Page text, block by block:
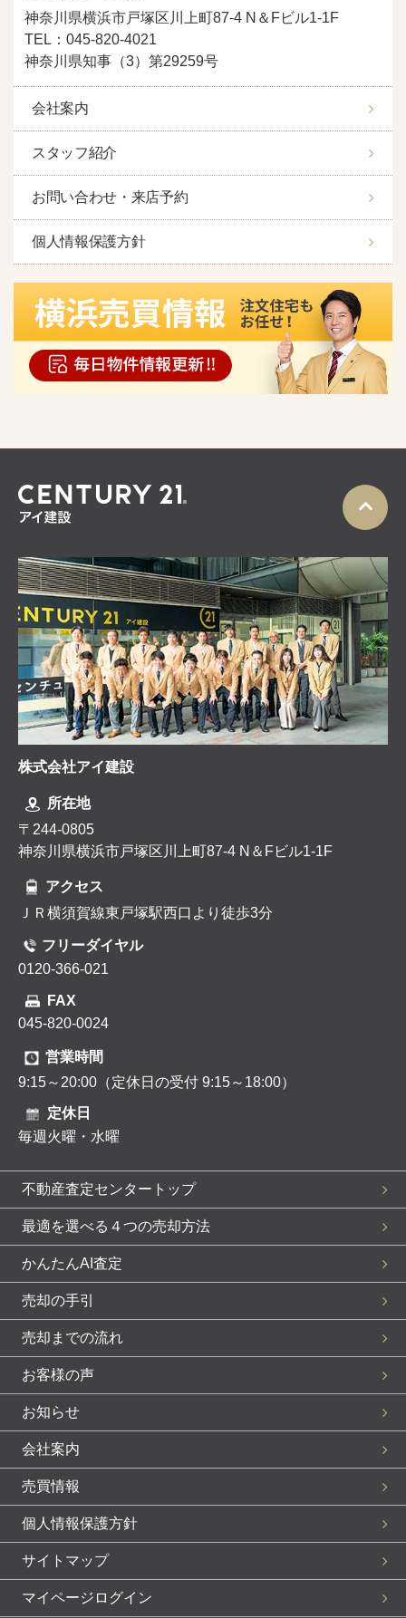
神奈川県横浜市戸塚区川上町87-4 N＆Fビル1-1F
TEL：045-820-4021
神奈川県知事（3）第29259号
会社案内
スタッフ紹介
お問い合わせ・来店予約
個人情報保護方針
株式会社アイ建設
所在地
〒244-0805
神奈川県横浜市戸塚区川上町87-4 N＆Fビル1-1F
アクセス
ＪＲ横須賀線東戸塚駅西口より徒歩3分
フリーダイヤル
0120-366-021
FAX
045-820-0024
営業時間
9:15～20:00（定休日の受付 9:15～18:00）
定休日
毎週火曜・水曜
不動産査定センタートップ
最適を選べる４つの売却方法
かんたんAI査定
売却の手引
売却までの流れ
お客様の声
お知らせ
会社案内
売買情報
個人情報保護方針
サイトマップ
マイページログイン